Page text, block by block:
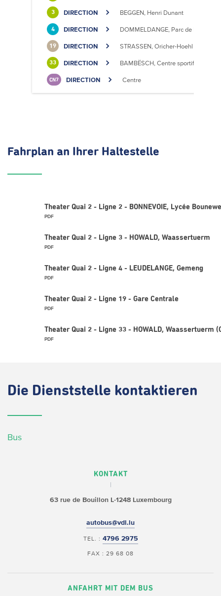
3 DIRECTION BEGGEN, Henri Dunant
4 DIRECTION DOMMELDANGE, Parc de l'Europe
19 DIRECTION STRASSEN, Oricher-Hoehl
33 DIRECTION BAMBËSCH, Centre sportif
CN7 DIRECTION Centre
Fahrplan an Ihrer Haltestelle
Theater Quai 2 - Ligne 2 - BONNEVOIE, Lycée
PDF
Theater Quai 2 - Ligne 3 - HOWALD, Waassertuerm
PDF
Theater Quai 2 - Ligne 4 - LEUDELANGE, Gemeng
PDF
Theater Quai 2 - Ligne 19 - Gare Centrale
PDF
Theater Quai 2 - Ligne 33 - HOWALD, Waassertuerm
PDF
Die Dienststelle kontaktieren
Bus
KONTAKT
63 rue de BouillonL-1248 Luxembourg
autobus@vdl.lu
TEL. : 4796 2975
FAX : 29 68 08
ANFAHRT MIT DEM BUS